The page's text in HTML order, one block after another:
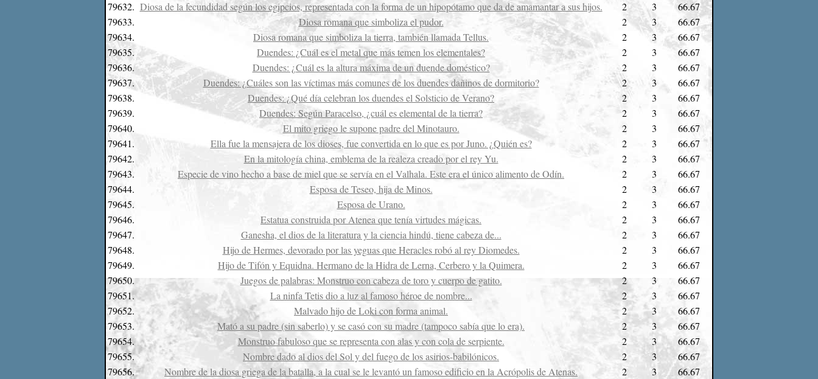
79632. Diosa de la fecundidad según los egipcios, representada con la forma de un hipopótamo que da de amamantar a sus hijos. 2 3
66.67
79633.
Diosa romana que simboliza el pudor. 2 3
66.67
79634.
Diosa romana que simboliza la tierra, también llamada Tellus. 2 3
66.67
79635.
Duendes: ¿Cuál es el metal que más temen los elementales? 2 3
66.67
79636.
Duendes: ¿Cuál es la altura máxima de un duende doméstico? 2 3
66.67
79637.
Duendes: ¿Cuáles son las víctimas más comunes de los duendes dañinos de dormitorio? 2 3
66.67
79638.
Duendes: ¿Qué día celebran los duendes el Solsticio de Verano? 2 3
66.67
79639.
Duendes: Según Paracelso, ¿cuál es elemental de la tierra? 2 3
66.67
79640.
El mito griego le supone padre del Minotauro. 2 3
66.67
79641.
Ella fue la mensajera de los dioses, fue convertida en lo que es por Juno. ¿Quién es? 2 3
66.67
79642.
En la mitología china, emblema de la realeza creado por el rey Yu. 2 3
66.67
79643.
Especie de vino hecho a base de miel que se servía en el Valhala. Este era el único alimento de Odín. 2 3
66.67
79644.
Esposa de Teseo, hija de Minos. 2 3
66.67
79645.
Esposa de Urano. 2 3
66.67
79646.
Estatua construida por Atenea que tenía virtudes mágicas. 2 3
66.67
79647.
Ganesha, el dios de la literatura y la ciencia hindú, tiene cabeza de... 2 3
66.67
79648.
Hijo de Hermes, devorado por las yeguas que Heracles robó al rey Diomedes. 2 3
66.67
79649.
Hijo de Tifón y Equidna. Hermano de la Hidra de Lerna, Cerbero y la Quimera. 2 3
66.67
79650.
Juegos de palabras: Monstruo con cabeza de toro y cuerpo de gatito. 2 3
66.67
79651.
La ninfa Tetis dio a luz al famoso héroe de nombre... 2 3
66.67
79652.
Malvado hijo de Loki con forma animal. 2 3
66.67
79653.
Mató a su padre (sin saberlo) y se casó con su madre (tampoco sabía que lo era). 2 3
66.67
79654.
Monstruo fabuloso que se representa con alas y con cola de serpiente. 2 3
66.67
79655.
Nombre dado al dios del Sol y del fuego de los asirios-babilónicos. 2 3
66.67
79656.
Nombre de la diosa griega de la batalla, a la cual se le levantó un famoso edificio en la Acrópolis de Atenas. 2 3
66.67